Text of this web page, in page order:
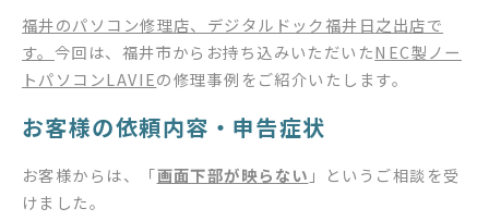
福井のパソコン修理店、デジタルドック福井日之出店で
す。 今回は、福井市からお持ち込みいただいたNEC製ノー
トパソコンLAVIEの修理事例をご紹介いたします。
お客様の依頼内容・申告症状
お客様からは、「画面下部が映らない 」というご相談を受
けました。